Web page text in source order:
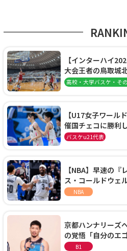
【インターハイ
大会王者の鳥取城
阜女子に完勝、大
高校・大学バスケ・そ
【U17女子ワール
催国チェコに勝利
通過！準々決勝の
バスケu21代表
【NBA】早速の
ス・コールドウェ
ーズに1年契約で加入
NBA
京都ハンナリーズ
の覚悟「自分のエ
に、京都に来たわ
B1